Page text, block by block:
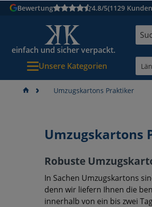
Bewertung 4.8/5(1129
einfach und sicher verpackt.
Unsere Kategorien
Umzugskartons Praktiker
Umzugskartons
Robuste
In Sachen Umzugskartons
denn wir liefern Ihnen die
innerhalb von ein bis zwei